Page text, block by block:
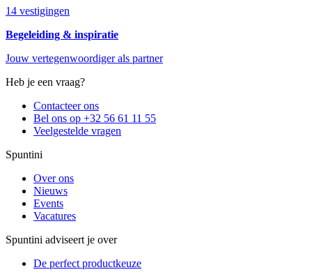
14 vestigingen
Begeleiding & inspiratie
Jouw vertegenwoordiger als partner
Heb je een vraag?
Contacteer ons
Bel ons op +32 56 61 11 55
Veelgestelde vragen
Spuntini
Over ons
Nieuws
Events
Vacatures
Spuntini adviseert je over
De perfect productkeuze